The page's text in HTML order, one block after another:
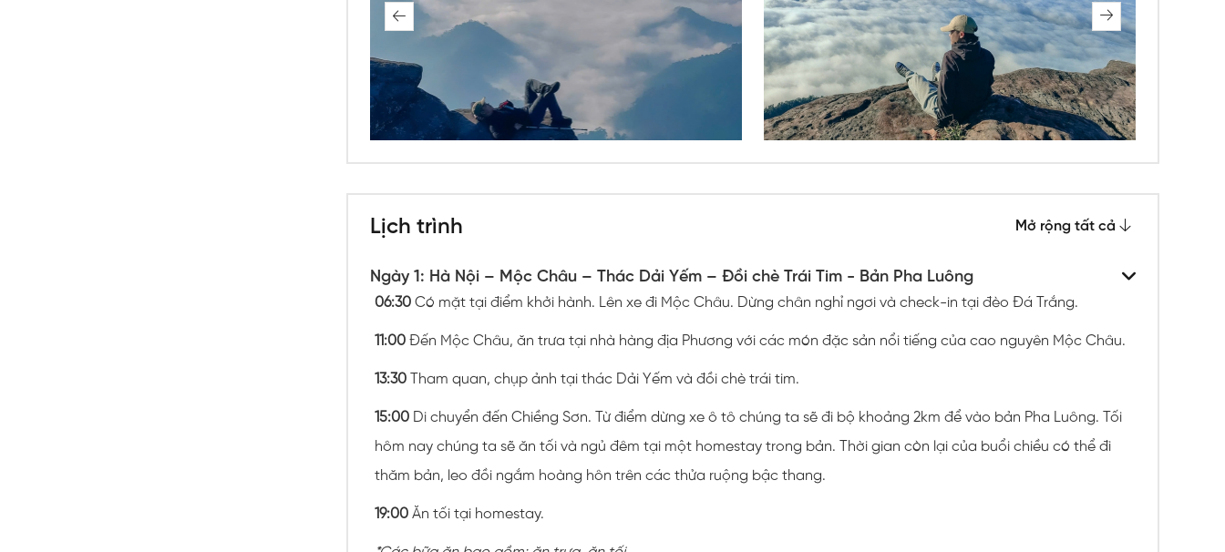
Lịch trình Mở rộng tất cả
Ngày 1: Hà Nội – Mộc Châu – Thác Dải Yếm – Đồi chè Trái Tim - Bản Pha Luông
06:30Có mặt tại điểm khởi hành. Lên xe đi Mộc Châu. Dừng chân nghỉ ngơi và check-in tại đèo Đá Trắng.
11:00Đến Mộc Châu, ăn trưa tại nhà hàng địa Phương với các món đặc sản nổi tiếng của cao nguyên Mộc Châu.
13:30Tham quan, chụp ảnh tại thác Dải Yếm và đồi chè trái tim.
15:00Di chuyển đến Chiềng Sơn. Từ điểm dừng xe ô tô chúng ta sẽ đi bộ khoảng 2km để vào bản Pha Luông. Tối
hôm nay chúng ta sẽ ăn tối và ngủ đêm tại một homestay trong bản. Thời gian còn lại của buổi chiều có thể đi
thăm bản, leo đồi ngắm hoàng hôn trên các thửa ruộng bậc thang.
19:00Ăn tối tại homestay.